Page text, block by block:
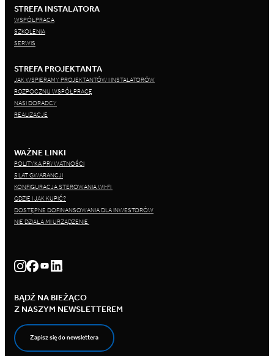
STREFA INSTALATORA
WSPÓŁPRACA
SZKOLENIA
SERWIS
STREFA PROJEKTANTA
JAK WSPIERAMY PROJEKTANTÓW I INSTALATORÓW
ROZPOCZNIJ WSPÓŁPRACĘ
NASI DORADCY
REALIZACJE
WAŻNE LINKI
POLITYKA PRYWATNOŚCI
5 LAT GWARANCJI
KONFIGURACJA STEROWANIA WI-FI
GDZIE I JAK KUPIĆ?
DOSTĘPNE DOFINANSOWANIA DLA INWESTORÓW
NIE DZIAŁA MI URZĄDZENIE
BĄDŹ NA BIEŻĄCO
Z NASZYM NEWSLETTEREM
Zapisz się do newslettera